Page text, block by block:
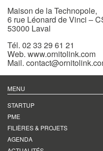
Maison de la Technopole,
6 rue Léonard de Vinci –
53000 Laval
Tél. 02 33 29 61 21
Web. www.ornitolink.com
Mail.
MENU
STARTUP
PME
FILIÈRES & PROJETS
AGENDA